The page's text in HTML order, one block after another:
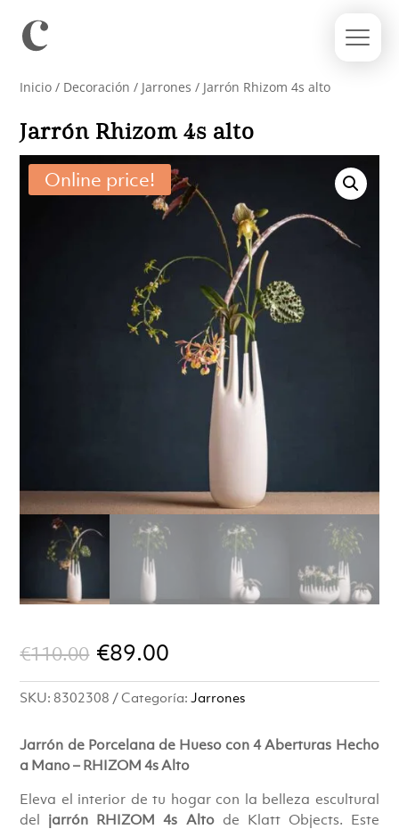
Inicio / Decoración / Jarrones / Jarrón Rhizom 4s alto
Jarrón Rhizom 4s alto
Online price!
€110.00 El
precio
original
era:
€110.00.
€89.00
precio
es:
€89.00.
SKU: 8302308 Categoría:Jarrones
Jarrón de Porcelana de Hueso con 4 Aberturas Hecho
a Mano – RHIZOM 4s Alto
Eleva el interior de tu hogar con la belleza escultural
del jarrón RHIZOM 4s Altode Klatt Objects. Este